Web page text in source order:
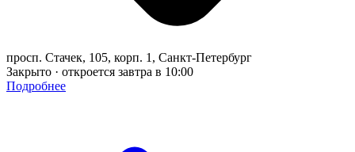
просп. Стачек, 105, корп. 1, Санкт-Петербург
Закрыто · откроется завтра в 10:00
Подробнее